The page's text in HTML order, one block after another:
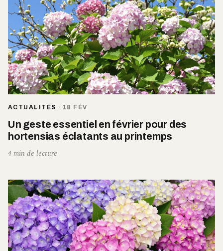
ACTUALITÉS · 18 FÉV
Un geste essentiel en février pour des
hortensias éclatants au printemps
4 min de lecture